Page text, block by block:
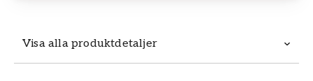
Visa alla produktdetaljer